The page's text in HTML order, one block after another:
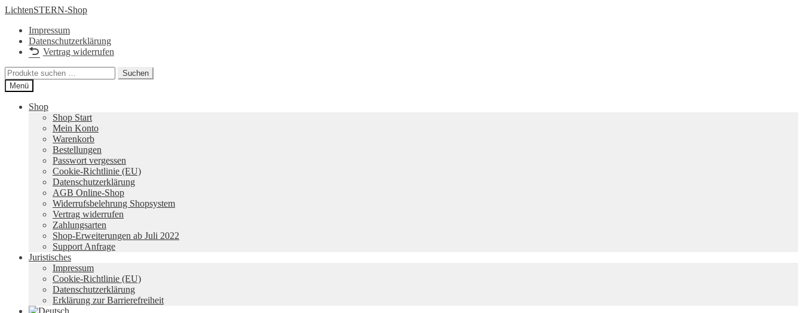
Zur
springen
Zum
springen
LichtenSTERN-Shop
Impressum
Datenschutzerklärung
Vertrag widerrufen
Suchen
nach:
Suchen
Menü
Shop
Shop Start
Mein Konto
Warenkorb
Bestellungen
Passwort vergessen
Cookie-Richtlinie (EU)
Datenschutzerklärung
AGB Online-Shop
Widerrufsbelehrung Shopsystem
Vertrag widerrufen
Zahlungsarten
Shop-Erweiterungen ab Juli 2022
Support Anfrage
Juristisches
Impressum
Cookie-Richtlinie (EU)
Datenschutzerklärung
Erklärung zur Barrierefreiheit